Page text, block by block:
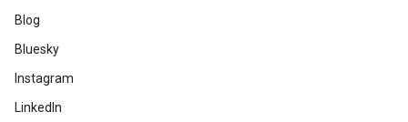
Blog
Bluesky
Instagram
LinkedIn